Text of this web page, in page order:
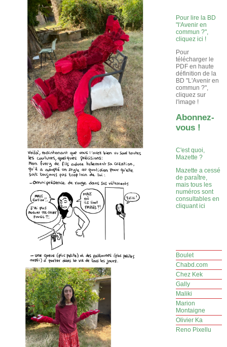
Pour lire la BD
"l'Avenir en
commun ?",
cliquez ici !
Pour
télécharger le
PDF en haute
définition de la
BD "L'Avenir en
commun ?",
cliquez sur
l'image !
Abonnez-
vous !
C'est quoi,
Mazette ?
Mazette a cessé
de paraître,
mais tous les
numéros sont
consultables en
cliquant ici
Boulet
Chabd.com
Chez Kek
Gally
Maliki
Marion
Montaigne
Olivier Ka
Reno Pixellu